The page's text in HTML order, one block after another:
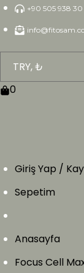
Skip
content
+90 505 938 30
0
Giriş Yap /
Sepetim
Anasayfa
Focus Cell